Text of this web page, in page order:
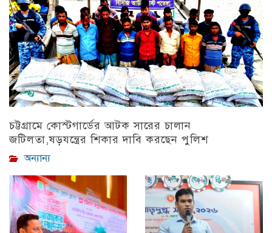
চট্টগ্রামে কোস্টগার্ডের আটক সারের চালান
জটিলতা,ষড়যন্ত্রের শিকার দাবি করছেন পুলিশ
অন্যান্য